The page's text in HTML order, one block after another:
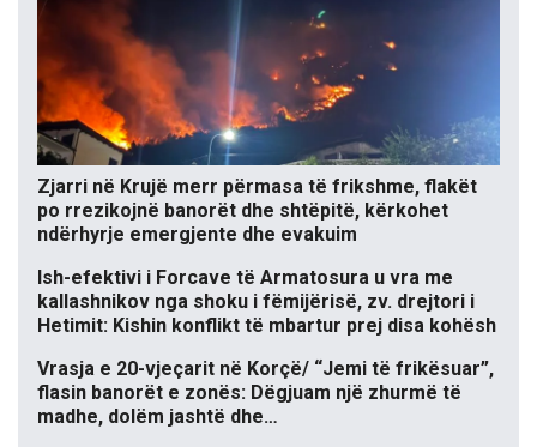
Zjarri në Krujë merr përmasa të frikshme, flakët
po rrezikojnë banorët dhe shtëpitë, kërkohet
ndërhyrje emergjente dhe evakuim
Ish-efektivi i Forcave të Armatosura u vra me
kallashnikov nga shoku i fëmijërisë, zv. drejtori i
Hetimit: Kishin konflikt të mbartur prej disa kohësh
Vrasja e 20-vjeçarit në Korçë/ “Jemi të frikësuar”,
flasin banorët e zonës: Dëgjuam një zhurmë të
madhe, dolëm jashtë dhe…